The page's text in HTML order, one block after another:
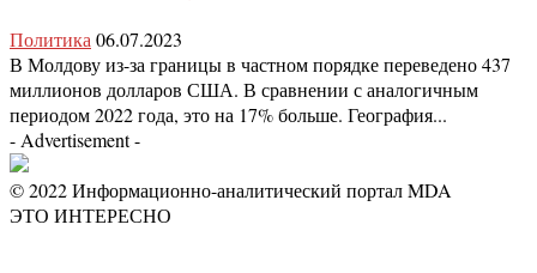
Политика 06.07.2023
В Молдову из-за границы в частном порядке переведено 437
миллионов долларов США. В сравнении с аналогичным
периодом 2022 года, это на 17% больше. География...
- Advertisement -
© 2022 Информационно-аналитический портал MDA
ЭТО ИНТЕРЕСНО